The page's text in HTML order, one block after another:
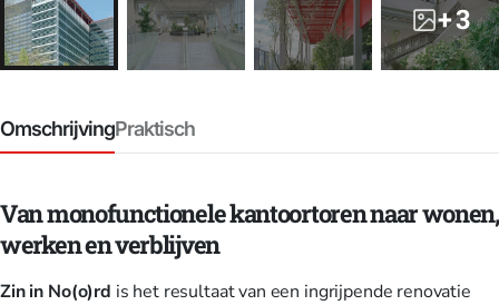
+ 3
OmschrijvingPraktisch
Van monofunctionele kantoortoren naar wonen,
werken en verblijven
Zin in No(o)rd is het resultaat van een ingrijpende renovatie